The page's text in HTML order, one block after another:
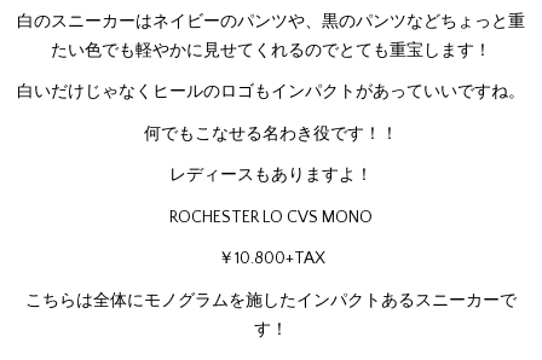
白のスニーカーはネイビーのパンツや、黒のパンツなどちょっと重
たい色でも軽やかに見せてくれるのでとても重宝します！
白いだけじゃなくヒールのロゴもインパクトがあっていいですね。
何でもこなせる名わき役です！！
レディースもありますよ！
ROCHESTER LO CVS MONO
￥10.800+TAX
こちらは全体にモノグラムを施したインパクトあるスニーカーで
す！